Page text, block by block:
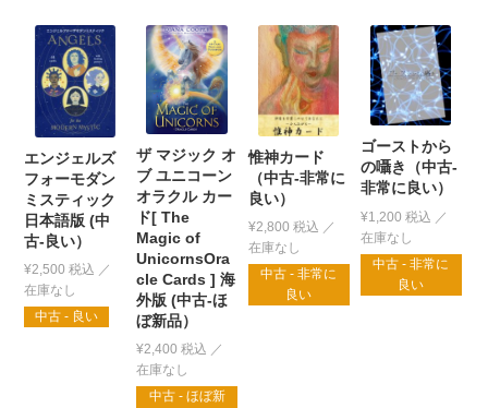
エンジェルズ
フォーモダン
ミスティック
日本語版 (中
古-良い）
¥2,500 税込
中古 - 良い
ザ マジック オ
ブ ユニコーン
オラクル カー
ド[ The
Magic of
UnicornsOra
cle Cards ] 海
外版 (中古-ほ
ぼ新品）
¥2,400 税込
中古 - ほぼ新
惟神カード
（中古-非常に
良い）
¥2,800 税込
中古 - 非常に
良い
ゴーストから
の囁き（中古-
非常に良い）
¥1,200 税込
中古 - 非常に
良い